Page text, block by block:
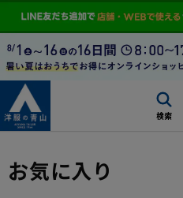
検索
お気に入り